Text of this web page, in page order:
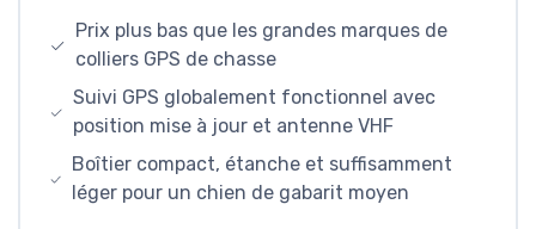
Prix plus bas que les grandes marques de
colliers GPS de chasse
Suivi GPS globalement fonctionnel avec
position mise à jour et antenne VHF
Boîtier compact, étanche et suffisamment
léger pour un chien de gabarit moyen